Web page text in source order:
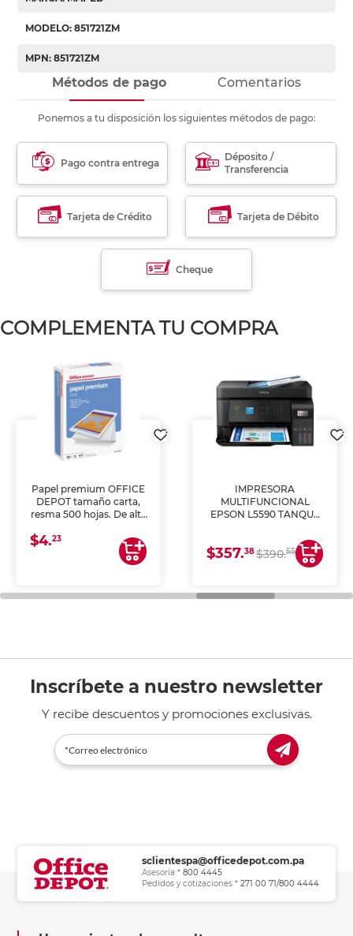
MODELO: 851721ZM
MPN: 851721ZM
Métodos de pago Comentarios
Ponemos a tu disposición los siguientes métodos de pago:
Pago contra entrega
Déposito /
Transferencia
Tarjeta de Crédito Tarjeta de Débito
Cheque
COMPLEMENTA TU COMPRA
Papel premium OFFICE
DEPOT tamaño carta,
resma 500 hojas. De alta
uniforme, ideal para
impresoras de inyección
de tinta y láser,
general de oficina.
$4.23
IMPRESORA
MULTIFUNCIONAL
EPSON L5590 TANQUE
COPIA Y ESCANEA)
$357.38$390.55
Inscríbete a nuestro newsletter
Y recibe descuentos y promociones exclusivas.
sclientespa@officedepot.com.pa
Asesoría * 800 4445
Pedidos y cotizaciones * 271 00 71/800 4444